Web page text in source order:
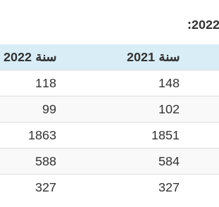
سنة 2021
سنة 2022
148
118
102
99
1851
1863
584
588
327
327